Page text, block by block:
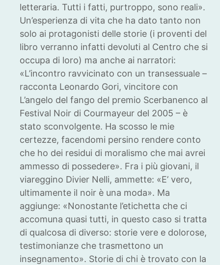
letteraria. Tutti i fatti, purtroppo, sono reali».
Un’esperienza di vita che ha dato tanto non
solo ai protagonisti delle storie (i proventi del
libro verranno infatti devoluti al Centro che si
occupa di loro) ma anche ai narratori:
«L’incontro ravvicinato con un transessuale –
racconta Leonardo Gori, vincitore con
L’angelo del fango del premio Scerbanenco al
Festival Noir di Courmayeur del 2005 – è
stato sconvolgente. Ha scosso le mie
certezze, facendomi persino rendere conto
che ho dei residui di moralismo che mai avrei
ammesso di possedere». Fra i più giovani, il
viareggino Divier Nelli, ammette: «E’ vero,
ultimamente il noir è una moda». Ma
aggiunge: «Nonostante l’etichetta che ci
accomuna quasi tutti, in questo caso si tratta
di qualcosa di diverso: storie vere e dolorose,
testimonianze che trasmettono un
insegnamento». Storie di chi è trovato con la